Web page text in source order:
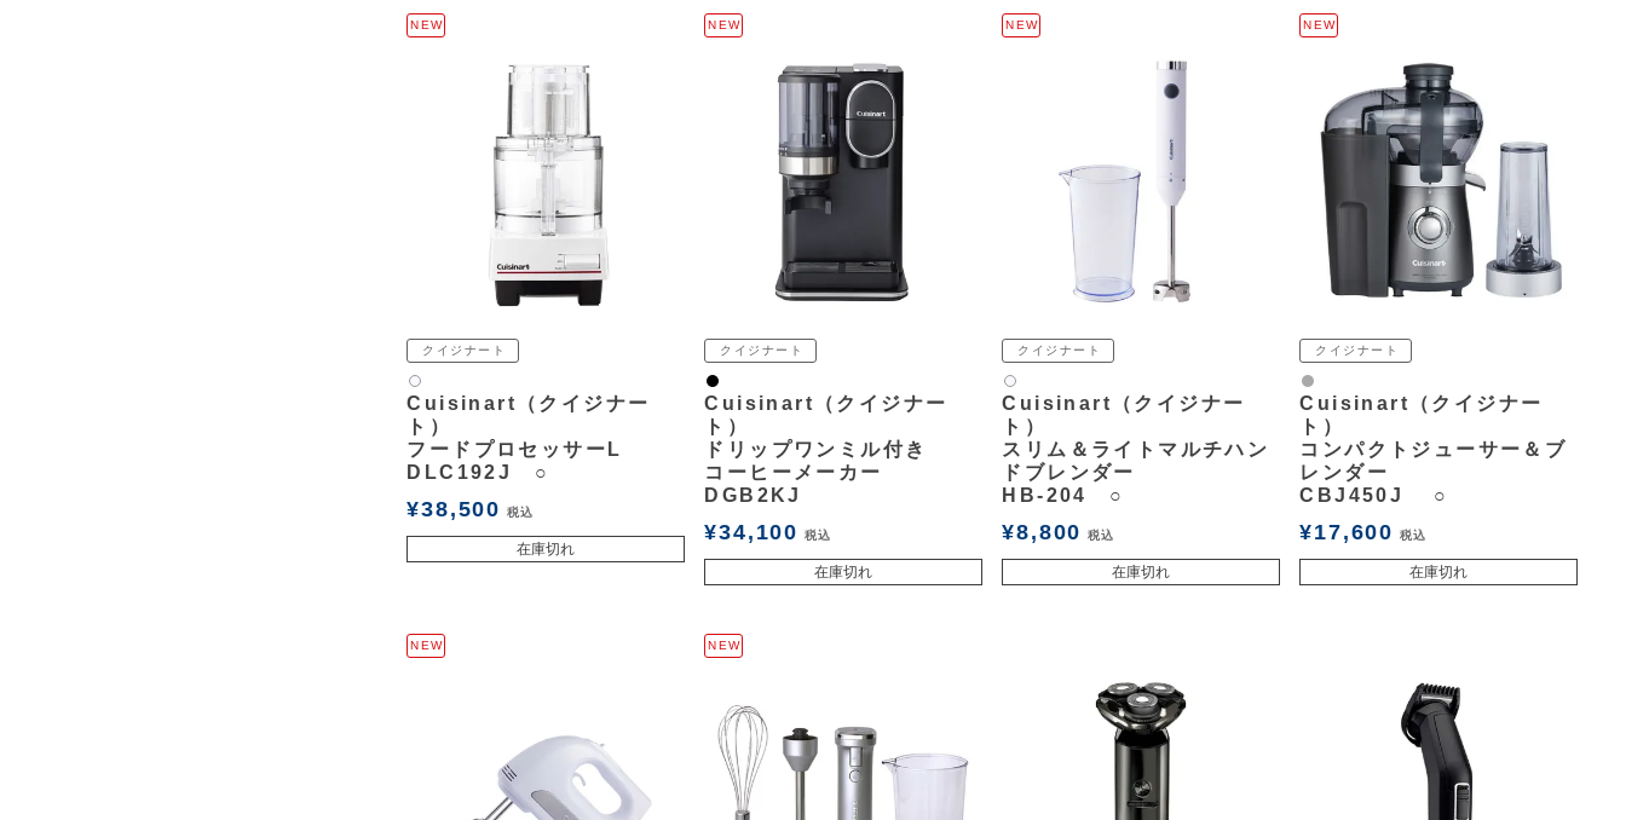
NEW
クイジナート
白2
Cuisinart（クイジナー
ト）
フードプロセッサーL
DLC192J ○
¥38,500 税込
在庫切れ
NEW
クイジナート
黒
Cuisinart（クイジナー
ト）
ドリップワンミル付き
コーヒーメーカー
DGB2KJ
¥34,100 税込
在庫切れ
NEW
クイジナート
白2
Cuisinart（クイジナー
ト）
スリム＆ライトマルチハン
ドブレンダー
HB-204 ○
¥8,800 税込
在庫切れ
NEW
クイジナート
グレー
Cuisinart（クイジナー
ト）
コンパクトジューサー＆ブ
レンダー
CBJ450J ○
¥17,600 税込
在庫切れ
NEW NEW